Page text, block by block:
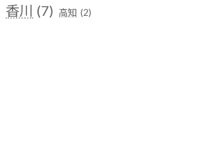
香川 (7) 高知 (2)